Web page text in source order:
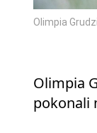
Olimpia
Olimpia
pokonali